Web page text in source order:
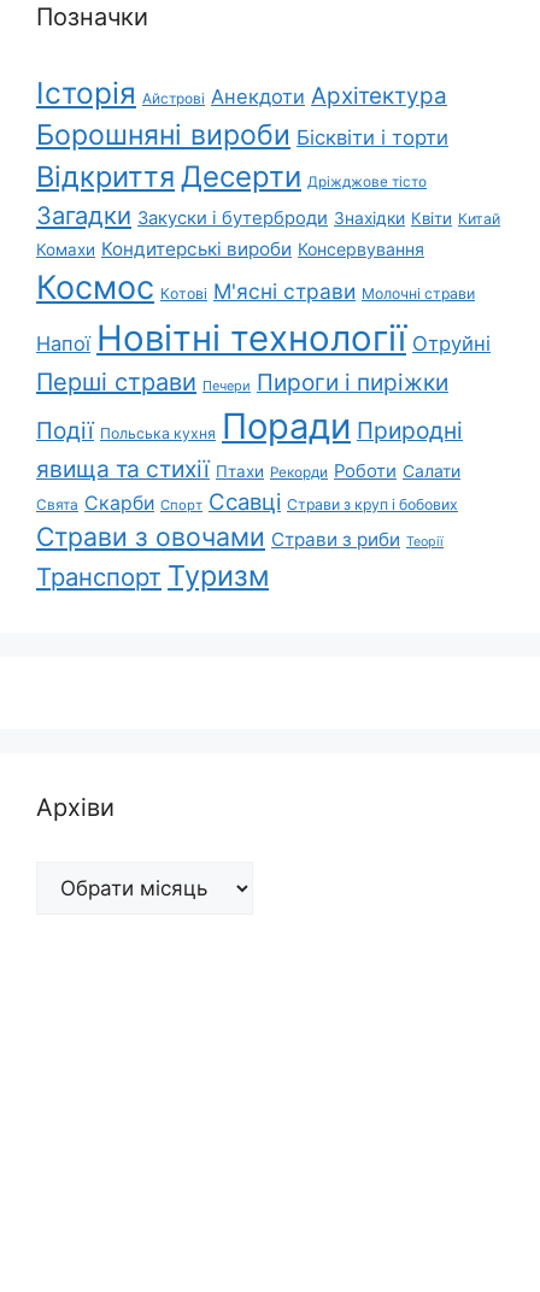
Позначки
Історія Айстрові Анекдоти Архітектура
Борошняні вироби Бісквіти і торти
Відкриття Десерти Дріжджове тісто
Загадки Закуски і бутерброди Знахідки Квіти Китай
Комахи Кондитерські вироби Консервування
Космос Котові М'ясні страви Молочні страви
Напої Новітні технології Отруйні
Перші страви Печери Пироги і пиріжки
Події Польська кухня Поради Природні
явища та стихії Птахи Рекорди Роботи Салати
Свята Скарби Спорт Ссавці Страви з круп і бобових
Страви з овочами Страви з риби Теорії
Транспорт Туризм
Архіви
Архіви